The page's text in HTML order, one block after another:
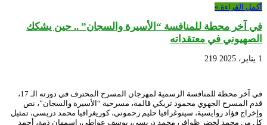
أكمل القراءة »
في آخر محطة للمنافسة “الأسيرة والسجان” .. حين يشكك
الصهيوني في معتقداته
1 يناير، 2025 219
في آخر محطة للمنافسة الرسمية لمهرجان المسرح المحترف في دورته الـ 17،
قدم المسرح الجهوي محمود تريكي قالمة، مسرحية “الأسيرة والسجان”، نص
وإخراج فؤاد روايسية، سينوغرافيا حليم رحموني، كوريغرافيا محمد دريسي، تمثيل
كل من محمد لخضر ظوافر، محمد دريسي، يوسف عواطي، اسمهان ذمة، أحمد